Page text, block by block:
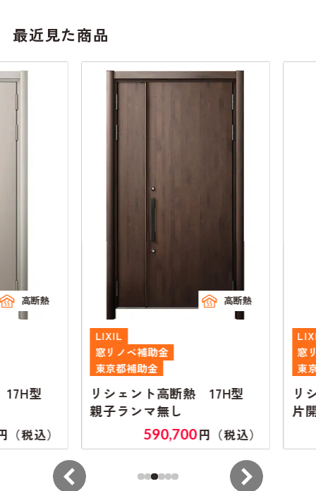
最近見た商品
高断熱
型
税込）
高断熱
LIXIL
窓リノベ補助金
東京都補助金
リシェント高断熱 17H型
親子ランマ無し
590,700円（税込）
LIXIL
窓リ
東京
リシ
片開